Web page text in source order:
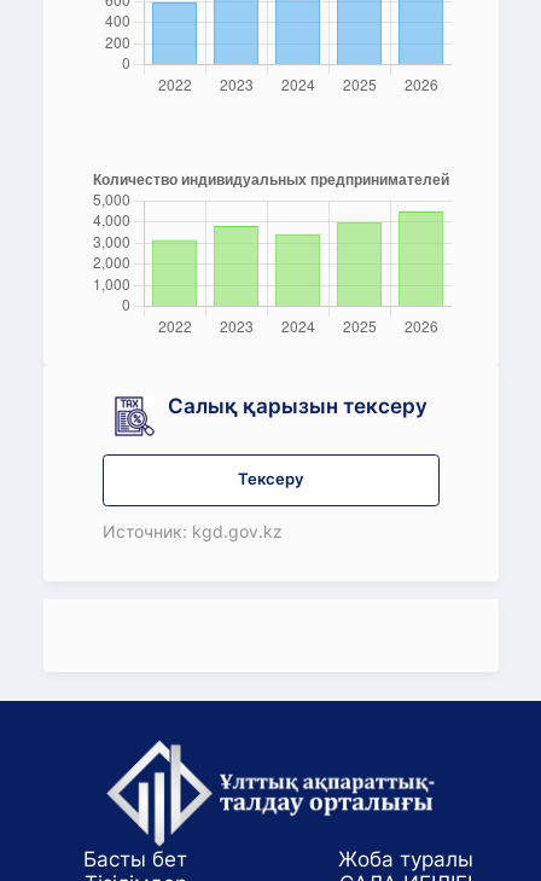
Салық қарызын тексеру
Тексеру
Источник: kgd.gov.kz
Басты бет
Жоба туралы